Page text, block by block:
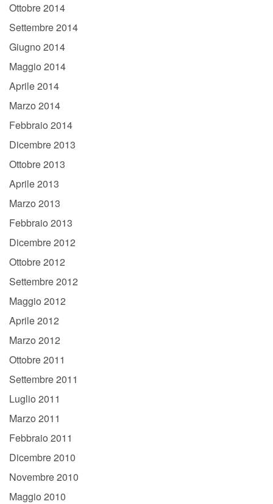
Ottobre 2014
Settembre 2014
Giugno 2014
Maggio 2014
Aprile 2014
Marzo 2014
Febbraio 2014
Dicembre 2013
Ottobre 2013
Aprile 2013
Marzo 2013
Febbraio 2013
Dicembre 2012
Ottobre 2012
Settembre 2012
Maggio 2012
Aprile 2012
Marzo 2012
Ottobre 2011
Settembre 2011
Luglio 2011
Marzo 2011
Febbraio 2011
Dicembre 2010
Novembre 2010
Maggio 2010